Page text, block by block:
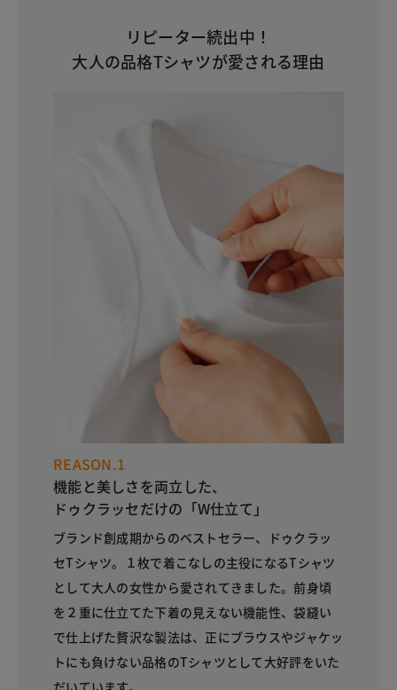
リピーター続出中！
大人の品格Tシャツが愛される理由
REASON.1
機能と美しさを両立した、
ドゥクラッセだけの「W仕立て」
ブランド創成期からのベストセラー、ドゥクラッ
セTシャツ。１枚で着こなしの主役になるTシャツ
として大人の女性から愛されてきました。前身頃
を２重に仕立てた下着の見えない機能性、袋縫い
で仕上げた贅沢な製法は、正にブラウスやジャケッ
トにも負けない品格のTシャツとして大好評をいた